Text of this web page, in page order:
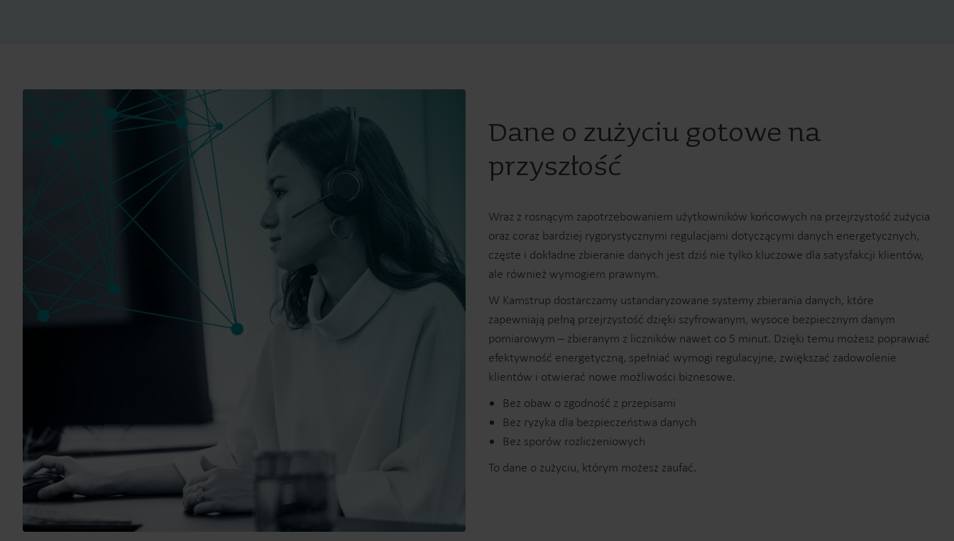
Dane o zużyciu gotowe na
przyszłość
Wraz z rosnącym zapotrzebowaniem użytkowników końcowych na przejrzystość zużycia
oraz coraz bardziej rygorystycznymi regulacjami dotyczącymi danych energetycznych,
częste i dokładne zbieranie danych jest dziś nie tylko kluczowe dla satysfakcji klientów,
ale również wymogiem prawnym.
W Kamstrup dostarczamy ustandaryzowane systemy zbierania danych, które
zapewniają pełną przejrzystość dzięki szyfrowanym, wysoce bezpiecznym danym
pomiarowym – zbieranym z liczników nawet co 5 minut. Dzięki temu możesz poprawiać
efektywność energetyczną, spełniać wymogi regulacyjne, zwiększać zadowolenie
klientów i otwierać nowe możliwości biznesowe.
Bez obaw o zgodność z przepisami
Bez ryzyka dla bezpieczeństwa danych
Bez sporów rozliczeniowych
To dane o zużyciu, którym możesz zaufać.